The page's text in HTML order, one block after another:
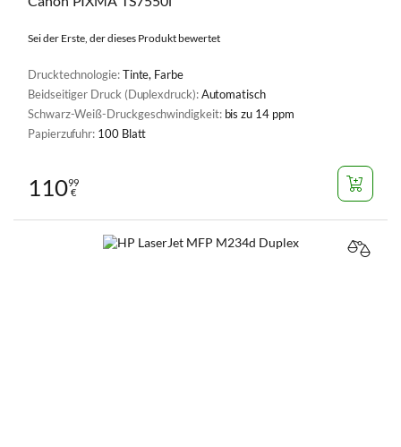
Sei der Erste, der dieses Produkt bewertet
Drucktechnologie:Tinte, Farbe
Beidseitiger Druck (Duplexdruck):Automatisch
Schwarz-Weiß-Druckgeschwindigkeit: bis zu 14 ppm
Papierzufuhr: 100 Blatt
11099
€